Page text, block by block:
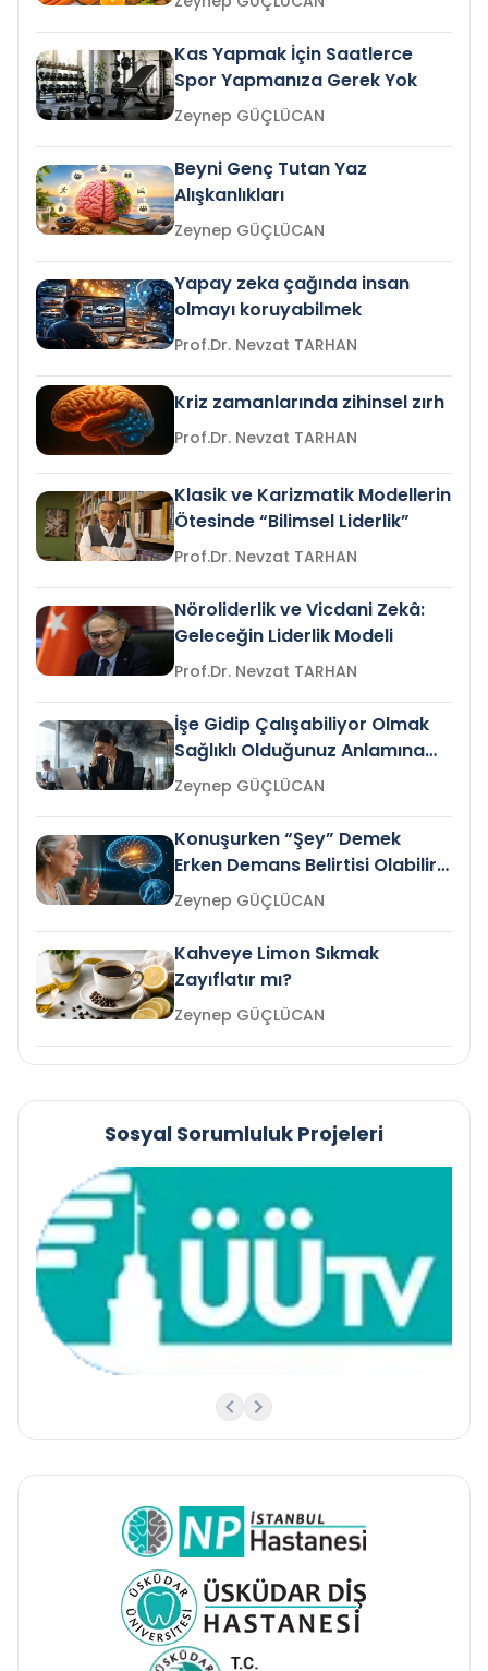
Kas Yapmak İçin Saatlerce
Spor Yapmanıza Gerek Yok
Zeynep GÜÇLÜCAN
Beyni Genç Tutan Yaz
Alışkanlıkları
Zeynep GÜÇLÜCAN
Yapay zeka çağında insan
olmayı koruyabilmek
Prof.Dr. Nevzat TARHAN
Kriz zamanlarında zihinsel zırh
Prof.Dr. Nevzat TARHAN
Klasik ve Karizmatik Modellerin
Ötesinde “Bilimsel Liderlik”
Prof.Dr. Nevzat TARHAN
Nöroliderlik ve Vicdani Zekâ:
Geleceğin Liderlik Modeli
Prof.Dr. Nevzat TARHAN
İşe Gidip Çalışabiliyor Olmak
Sağlıklı Olduğunuz Anlamına
Gelir mi?Zeynep GÜÇLÜCAN
Konuşurken “Şey” Demek
Erken Demans Belirtisi Olabilir
mi?
Zeynep GÜÇLÜCAN
Kahveye Limon Sıkmak
Zayıflatır mı?
Zeynep GÜÇLÜCAN
Sosyal Sorumluluk Projeleri